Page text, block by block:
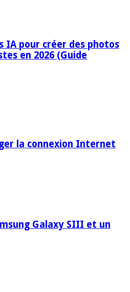
IA pour créer des photos
en 2026 (Guide
la connexion Internet
Galaxy SIII et un